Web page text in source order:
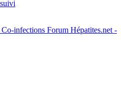
Forum Hépatites.net -